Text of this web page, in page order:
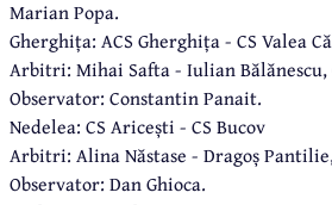
Marian Popa.
Gherghița: ACS Gherghița - CS Valea
Arbitri: Mihai Safta - Iulian Bălănescu,
Observator: Constantin Panait.
Nedelea: CS Aricești - CS Bucov
Arbitri: Alina Năstase - Dragoș
Observator: Dan Ghioca.